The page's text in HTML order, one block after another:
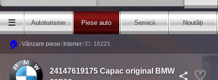
☰ Autoturisme Piese auto Servicii Noutăți
🏠 /Vânzare piese/ Interier/ ID: 10221
24147619175 Capac original BMW